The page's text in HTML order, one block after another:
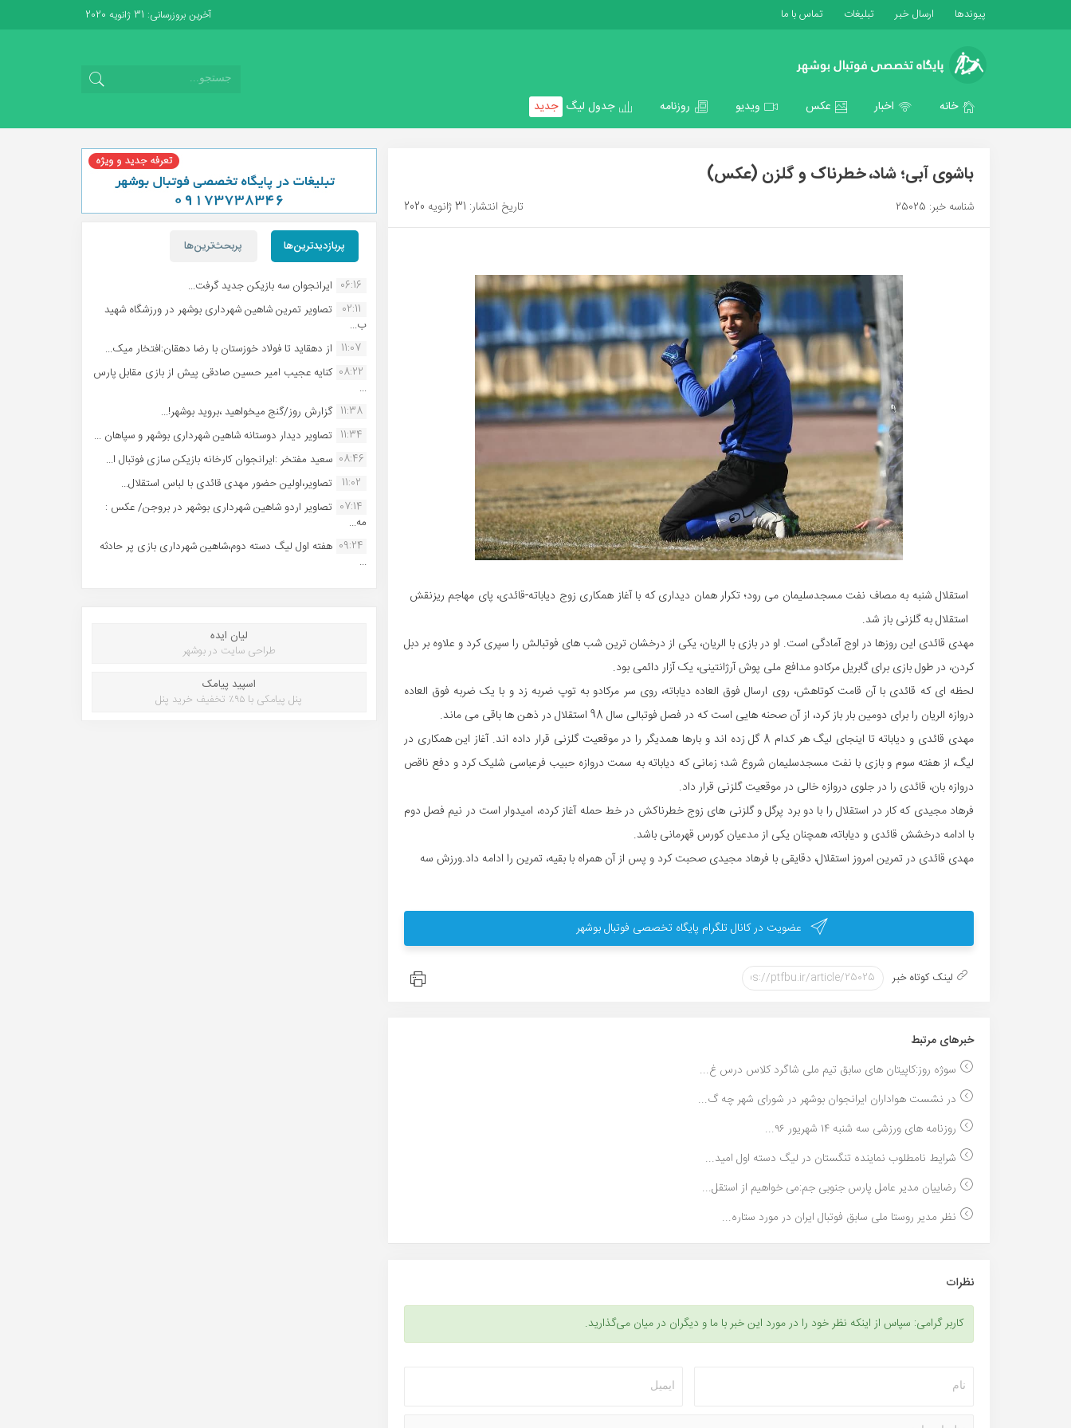
پیوندها ارسال خبر تبلیغات تماس با ما آخرین بروزرسانی: 31 ژانویه 2020
خانه اخبار عکس ویدیو روزنامه جدول لیگ جدید
باشوی آبی؛ شاد، خطرناک و گلزن (عکس)
شناسه خبر: 25025 تاریخ انتشار: 31 ژانویه 2020
استقلال شنبه به مصاف نفت مسجدسلیمان می رود؛ تکرار همان دیداری که با آغاز همکاری زوج دیاباته-قائدی، پای مهاجم ریزنقش
استقلال به گلزنی باز شد.
مهدی قائدی این روزها در اوج آمادگی است. او در بازی با الریان، یکی از درخشان ترین شب های فوتبالش را سپری کرد و علاوه بر دبل
کردن، در طول بازی برای گابریل مرکادو مدافع ملی پوش آرژانتینی، یک آزار دائمی بود.
لحظه ای که قائدی با آن قامت کوتاهش، روی ارسال فوق العاده دیاباته، روی سر مرکادو به توپ ضربه زد و با یک ضربه فوق العاده
دروازه الریان را برای دومین بار باز کرد، از آن صحنه هایی است که در فصل فوتبالی سال 98 استقلال در ذهن ها باقی می ماند.
مهدی قائدی و دیاباته تا اینجای لیگ هر کدام 8 گل زده اند و بارها همدیگر را در موقعیت گلزنی قرار داده اند. آغاز این همکاری در
لیگ، از هفته سوم و بازی با نفت مسجدسلیمان شروع شد؛ زمانی که دیاباته به سمت دروازه حبیب فرعباسی شلیک کرد و دفع ناقص
دروازه بان، قائدی را در جلوی دروازه خالی در موقعیت گلزنی قرار داد.
فرهاد مجیدی که کار در استقلال را با دو برد پرگل و گلزنی های زوج خطرناکش در خط حمله آغاز کرده، امیدوار است در نیم فصل دوم
با ادامه درخشش قائدی و دیاباته، همچنان یکی از مدعیان کورس قهرمانی باشد.
مهدی قائدی در تمرین امروز استقلال، دقایقی با فرهاد مجیدی صحبت کرد و پس از آن همراه با بقیه، تمرین را ادامه داد.ورزش سه
عضویت در کانال تلگرام پایگاه تخصصی فوتبال بوشهر
لینک کوتاه خبر
خبر‌های مرتبط
سوژه روز:کاپیتان های سابق تیم ملی شاگرد کلاس درس غ...
در نشست هواداران ایرانجوان بوشهر در شورای شهر چه گ...
روزنامه های ورزشی سه شنبه ۱۴ شهریور ۹۶...
شرایط نامطلوب نماینده تنگستان در لیگ دسته اول امید...
رضاییان مدیر عامل پارس جنوبی جم:می خواهیم از استقل...
نظر مدیر روستا ملی سابق فوتبال ایران در مورد ستاره...
نظرات
کاربر گرامی: سپاس از اینکه نظر خود را در مورد این خبر با ما و دیگران در میان می‌گذارید.
پربازدیدترین‌ها پربحث‌ترین‌ها
06:16 ایرانجوان سه بازیکن جدید گرفت...
02:11
تصاویر تمرین شاهین شهردارى بوشهر در ورزشگاه شهید
ب...
11:07 از دهقاید تا فولاد خوزستان با رضا دهقان:افتخار میک...
08:22 کنایه عجیب امیر حسین صادقی پیش از بازی مقابل پارس
...
11:38 گزارش روز/گنج میخواهید ،بروید بوشهر!...
11:34 تصاویر دیدار دوستانه شاهین شهردارى بوشهر و سپاهان ...
08:46 سعید مفتخر :ایرانجوان کارخانه بازیکن سازی فوتبال ا...
11:02
تصاویر،اولین حضور مهدی قائدی با لباس استقلال...
07:14 تصاویر اردو شاهین شهرداری بوشهر در بروجن/ عکس :
مه...
09:24 هفته اول لیگ دسته دوم،شاهین شهرداری بازی پر حادثه
...
لیان ایده
طراحی سایت در بوشهر
اسپید پیامک
پنل پیامکی با ۹۵٪ تخفیف خرید پنل